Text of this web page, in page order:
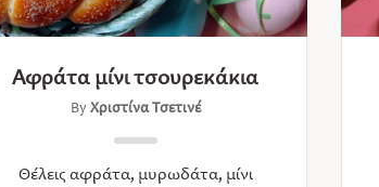
Αφράτα μίνι τσουρεκάκια
By Χριστίνα Τσετινέ
Θέλεις αφράτα, μυρωδάτα, μίνι